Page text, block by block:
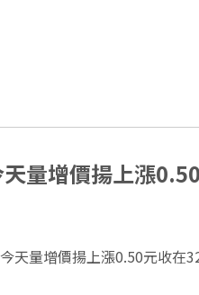
量增價揚上漲
天量增價揚上漲0.50元收在